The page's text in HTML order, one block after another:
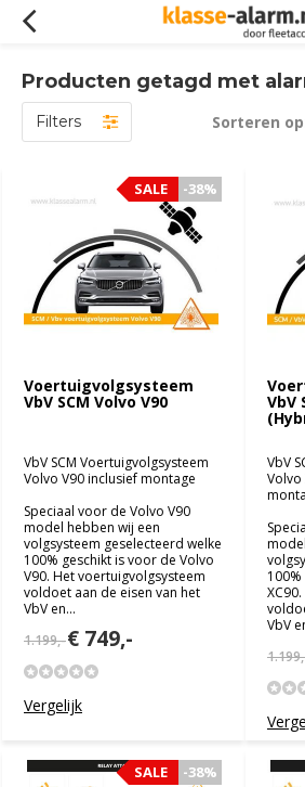
Producten getagd met
Filters Sorteren
Voertuigvolgsysteem
VbV SCM Volvo V90
VbV SCM Voertuigvolgsysteem
Volvo V90 inclusief montage
Speciaal voor de Volvo V90
model hebben wij een
volgsysteem geselecteerd welke
100% geschikt is voor de Volvo
V90. Het voertuigvolgsysteem
voldoet aan de eisen van het
VbV en...
1.199,-€ 749,-
-38%
SALE
Vergelijk
-38%
SALE
VbV
VbV
Volvo
VbV
-38%
SALE -38%
SALE